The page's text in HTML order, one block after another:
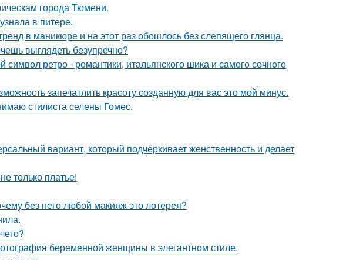
города Тюмени.
в питере.
в маникюре и на этот раз обошлось без слепящего глянца.
выглядеть безупречно?
ретро - романтики, итальянского шика и самого сочного
запечатлить красоту созданную для вас это мой минус.
стилиста селены Гомес.
вариант, который подчёркивает женственность и делает
только платье!
без него любой макияж это лотерея?
беременной женщины в элегантном стиле.